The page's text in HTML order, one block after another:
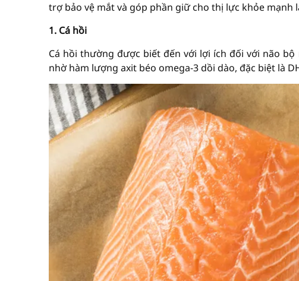
trợ bảo vệ mắt và góp phần giữ cho thị lực khỏe mạnh
1. Cá hồi
Cá hồi thường được biết đến với lợi ích đối với não
nhờ hàm lượng axit béo omega-3 dồi dào, đặc biệt là